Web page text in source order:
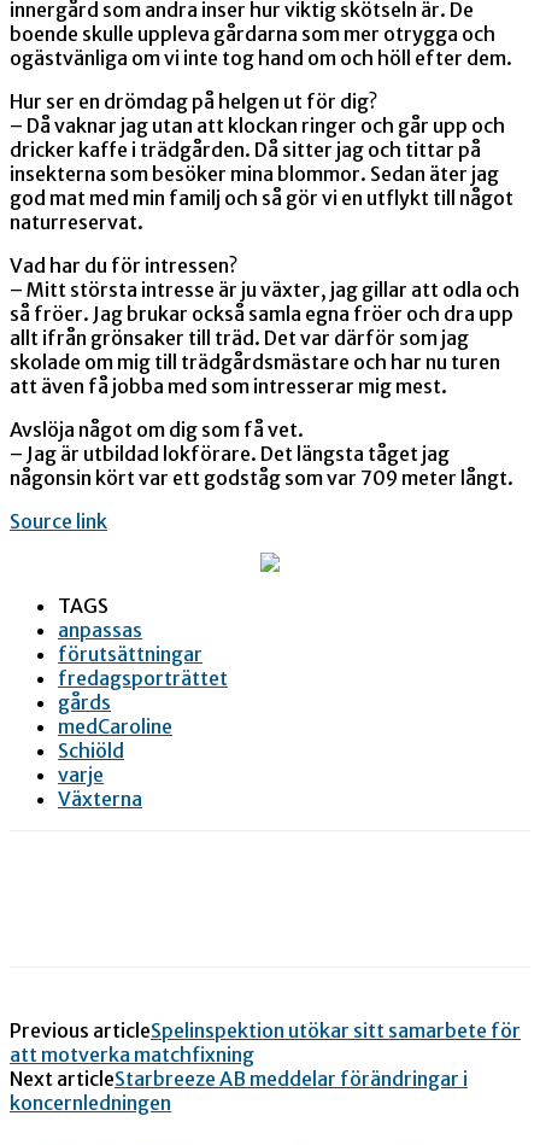
innergård som andra inser hur viktig skötseln är. De
boende skulle uppleva gårdarna som mer otrygga och
ogästvänliga om vi inte tog hand om och höll efter dem.
Hur ser en drömdag på helgen ut för dig?
– Då vaknar jag utan att klockan ringer och går upp och
dricker kaffe i trädgården. Då sitter jag och tittar på
insekterna som besöker mina blommor. Sedan äter jag
god mat med min familj och så gör vi en utflykt till något
naturreservat.
Vad har du för intressen?
– Mitt största intresse är ju växter, jag gillar att odla och
så fröer. Jag brukar också samla egna fröer och dra upp
allt ifrån grönsaker till träd. Det var därför som jag
skolade om mig till trädgårdsmästare och har nu turen
att även få jobba med som intresserar mig mest.
Avslöja något om dig som få vet.
– Jag är utbildad lokförare. Det längsta tåget jag
någonsin kört var ett godståg som var 709 meter långt.
Source link
TAGS
anpassas
förutsättningar
fredagsporträttet
gårds
medCaroline
Schiöld
varje
Växterna
Previous articleSpelinspektion utökar sitt samarbete för
att motverka matchfixning
Next articleStarbreeze AB meddelar förändringar i
koncernledningen